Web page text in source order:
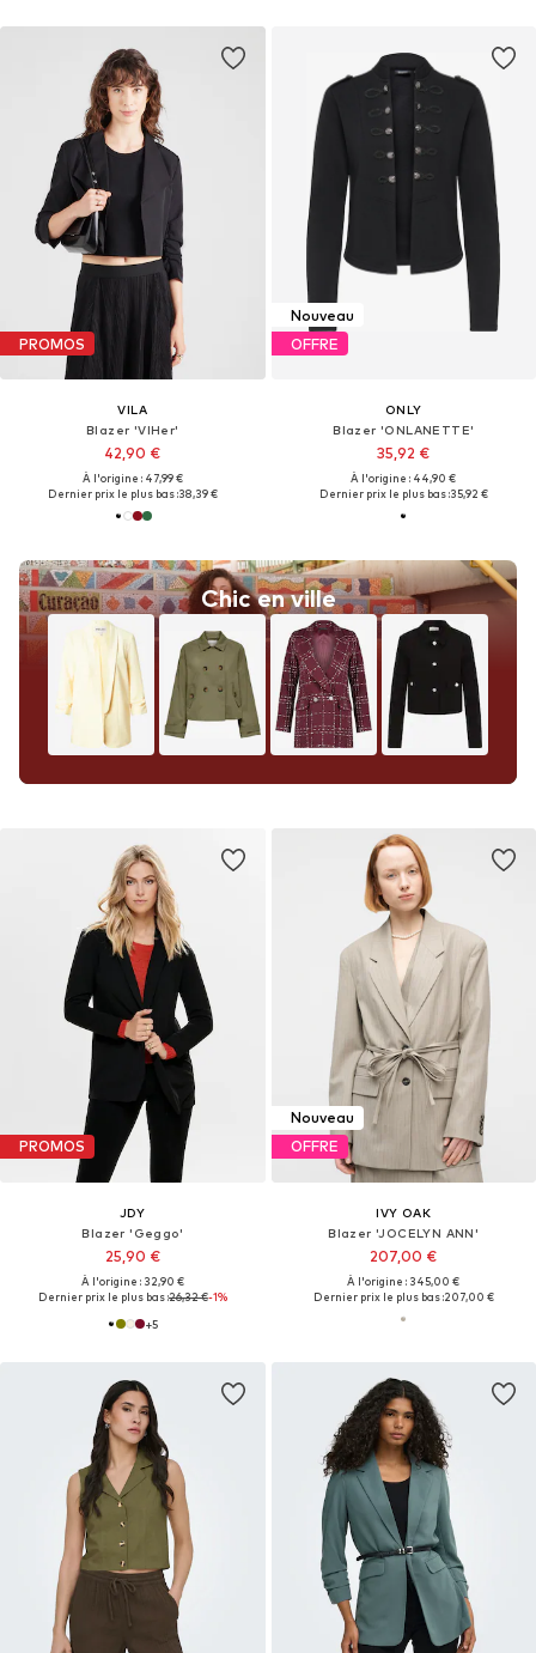
PROMOS
VILA
Blazer 'VIHer'
42,90 €
À l'origine : 47,99 €
Dernier prix le plus bas :38,39 €
Nouveau
OFFRE
ONLY
Blazer 'ONLANETTE'
35,92 €
À l'origine : 44,90 €
Dernier prix le plus bas :35,92 €
Chic en ville
PROMOS
JDY
Blazer 'Geggo'
25,90 €
À l'origine : 32,90 €
Dernier prix le plus bas :26,32 €-1%
+5
Nouveau
OFFRE
IVY OAK
Blazer 'JOCELYN ANN'
207,00 €
À l'origine : 345,00 €
Dernier prix le plus bas :207,00 €